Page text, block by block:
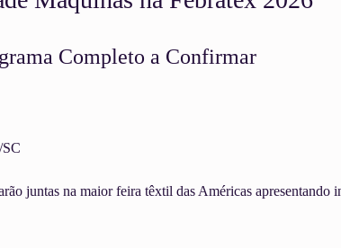
Completo a Confirmar
juntas na maior feira têxtil das Américas apresentando